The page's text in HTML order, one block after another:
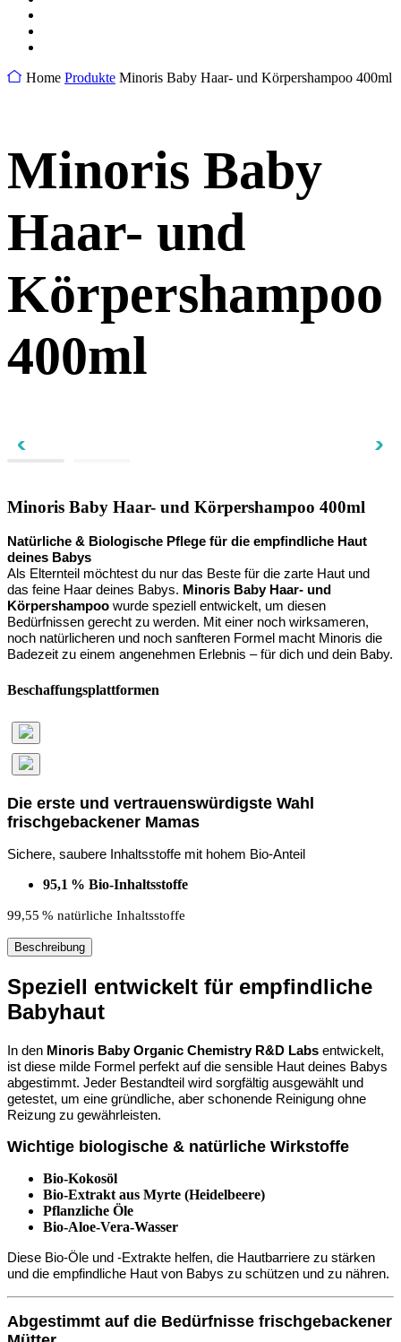
Home Produkte Minoris Baby Haar- und Körpershampoo 400ml
Minoris Baby
Haar- und
Körpershampoo
400ml
Minoris Baby Haar- und Körpershampoo 400ml
Natürliche & Biologische Pflege für die empfindliche Haut
deines Babys
Als Elternteil möchtest du nur das Beste für die zarte Haut und
das feine Haar deines Babys. Minoris Baby Haar- und
Körpershampoo wurde speziell entwickelt, um diesen
Bedürfnissen gerecht zu werden. Mit einer noch wirksameren,
noch natürlicheren und noch sanfteren Formel macht Minoris die
Badezeit zu einem angenehmen Erlebnis – für dich und dein Baby.
Beschaffungsplattformen
Die erste und vertrauenswürdigste Wahl
frischgebackener Mamas
Sichere, saubere Inhaltsstoffe mit hohem Bio-Anteil
95,1 % Bio-Inhaltsstoffe
99,55 % natürliche Inhaltsstoffe
Beschreibung
Speziell entwickelt für empfindliche
Babyhaut
In den Minoris Baby Organic Chemistry R&D Labs entwickelt,
ist diese milde Formel perfekt auf die sensible Haut deines Babys
abgestimmt. Jeder Bestandteil wird sorgfältig ausgewählt und
getestet, um eine gründliche, aber schonende Reinigung ohne
Reizung zu gewährleisten.
Wichtige biologische & natürliche Wirkstoffe
Bio-Kokosöl
Bio-Extrakt aus Myrte (Heidelbeere)
Pflanzliche Öle
Bio-Aloe-Vera-Wasser
Diese Bio-Öle und -Extrakte helfen, die Hautbarriere zu stärken
und die empfindliche Haut von Babys zu schützen und zu nähren.
Abgestimmt auf die Bedürfnisse frischgebackener